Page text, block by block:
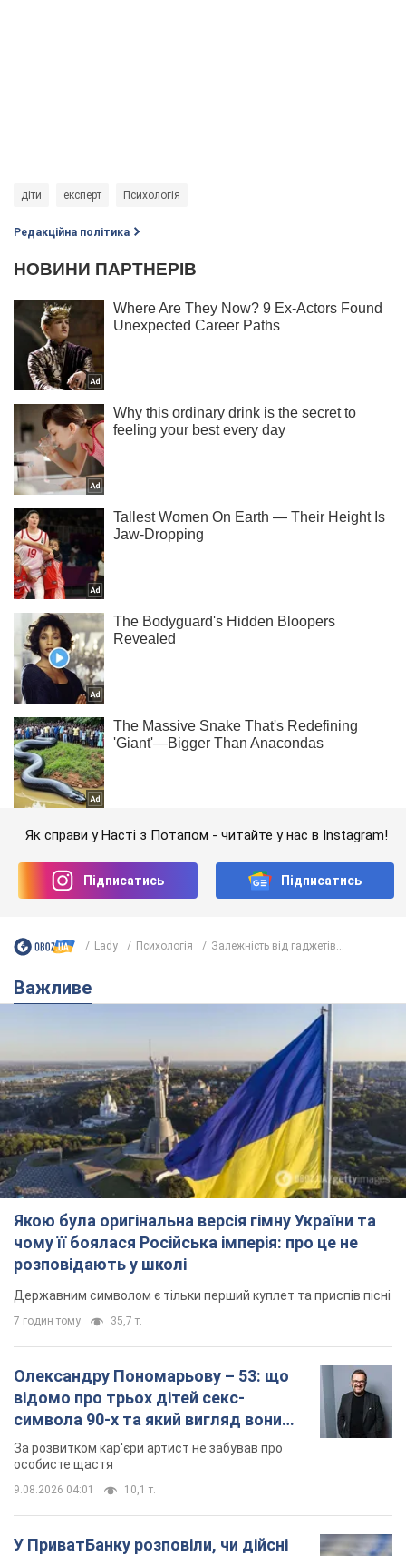
діти експерт Психологія
Редакційна політика
Як справи у Насті з Потапом - читайте у нас в Instagram!
Підписатись Підписатись
Lady Психологія Залежність від гаджетів...
Важливе
Якою була оригінальна версія гімну України та
чому її боялася Російська імперія: про це не
розповідають у школі
Державним символом є тільки перший куплет та приспів пісні
7 годин тому 35,7 т.
Олександру Пономарьову – 53: що
відомо про трьох дітей секс-
символа 90-х та який вигляд вони
мають
За розвитком кар'єри артист не забував про
особисте щастя
9.08.2026 04:01 10,1 т.
У ПриватБанку розповіли, чи дійсні